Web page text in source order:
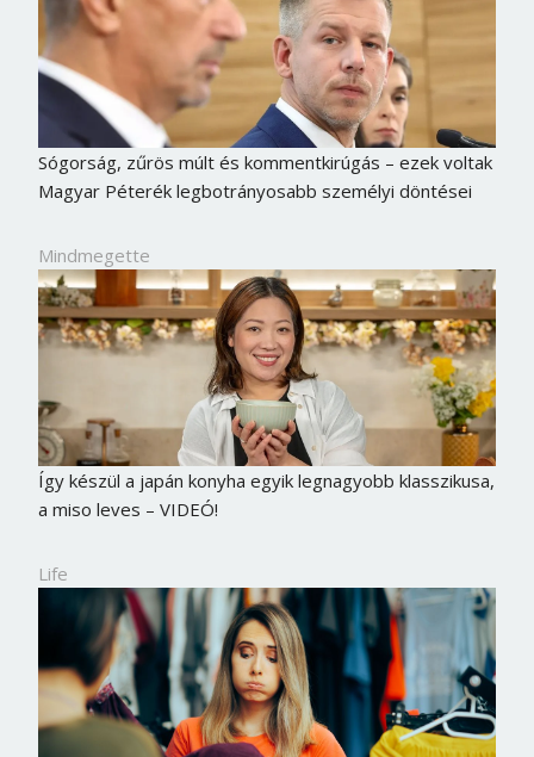
Sógorság, zűrös múlt és kommentkirúgás – ezek voltak
Magyar Péterék legbotrányosabb személyi döntései
Mindmegette
Így készül a japán konyha egyik legnagyobb klasszikusa,
a miso leves – VIDEÓ!
Life
Borsonline bejelentkezés
E-mail cím vagy felhasználónév